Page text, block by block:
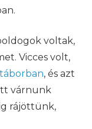
voltak,
Vicces volt,
, és azt
várnunk
rájöttünk,